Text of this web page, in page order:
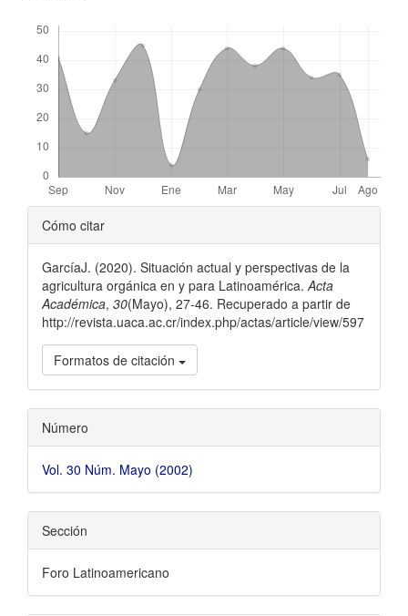
Cómo citar
GarcíaJ. (2020). Situación actual y perspectivas de la
agricultura orgánica en y para Latinoamérica.Acta
Académica, 30(Mayo), 27-46. Recuperado a partir de
http://revista.uaca.ac.cr/index.php/actas/article/view/597
Formatos de citación
Número
Vol. 30 Núm. Mayo (2002)
Sección
Foro Latinoamericano